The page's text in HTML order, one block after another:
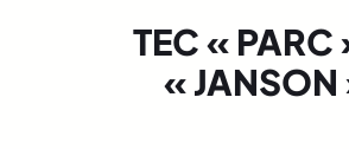
TEC « PARC
« JANSON